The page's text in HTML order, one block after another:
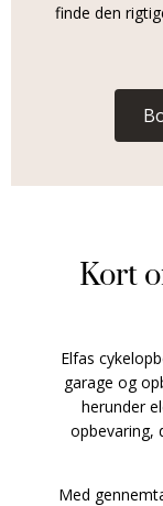
finde den
Kort
Elfas
garage og
herunder
opbevaring,
Med